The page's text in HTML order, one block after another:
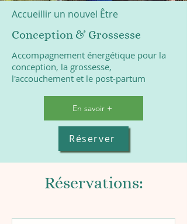
Accueillir un nouvel Être
Conception & Grossesse
Accompagnement énergétique pour la
conception, la grossesse,
l'accouchement et le post-partum
En savoir +
Réserver
Réservations: